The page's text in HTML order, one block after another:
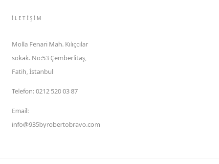
İLETIŞIM
Molla Fenari Mah. Kılıçcılar
sokak. No:53 Çemberlitaş,
Fatih, İstanbul
Telefon:0212 520 03 87
Email:
info@935byrobertobravo.com